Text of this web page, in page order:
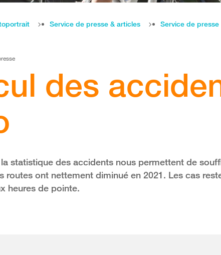
Service de presse & articles Service de presse
des
statistique des accidents nous permettent de
routes ont nettement diminué en 2021. Les cas
heures de pointe.